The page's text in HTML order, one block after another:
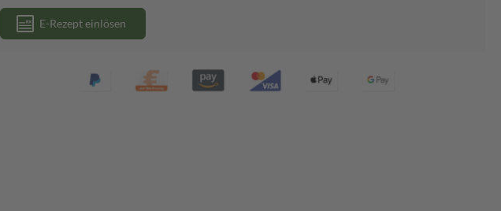
E-Rezept einlösen